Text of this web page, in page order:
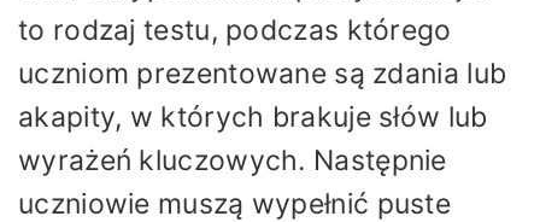
to rodzaj testu, podczas którego
uczniom prezentowane są zdania lub
akapity, w których brakuje słów lub
wyrażeń kluczowych. Następnie
uczniowie muszą wypełnić puste